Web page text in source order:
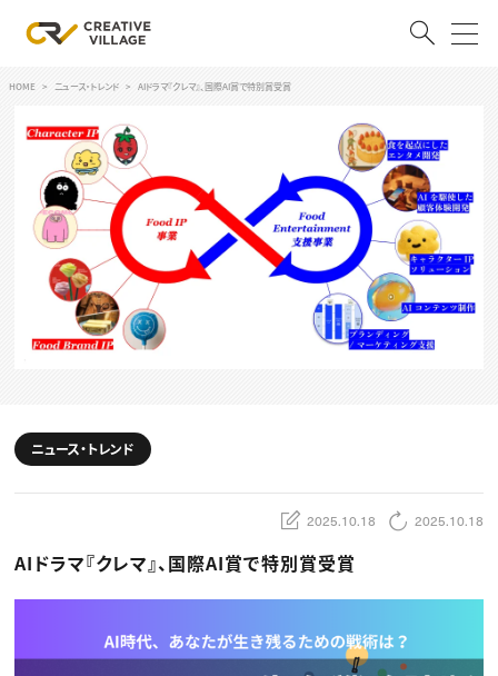
ログイン 会員登録
RECRUIT
クリエイター求人を探す
CREATIVE JOB求人検索
特集求人
採用説明会
スキルアップしたい！ トップ
デザイン
動画配信・映像制作
ディレクション
業界解説・キャリア事情
TOP Creator’s コラム
ゲームクリエイター
映像クリエイター
マーケッター
C＆R Magazine
映像
HOME ニュース・トレンド AIドラマ『クレマ』、国際AI賞で特別賞受賞
ニュース・トレンド
2025.10.18 2025.10.18
AIドラマ『クレマ』、国際AI賞で特別賞受賞